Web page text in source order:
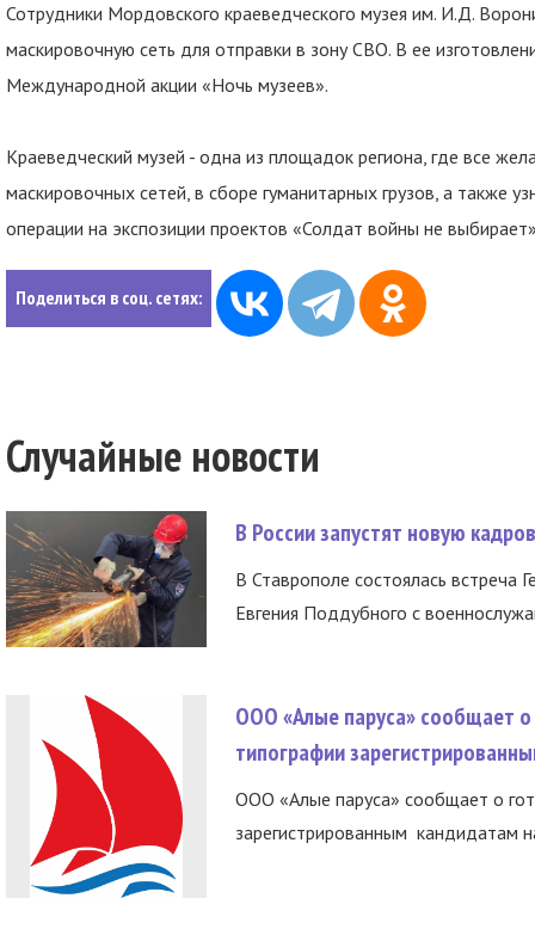
Сотрудники Мордовского краеведческого музея им. И.Д.
маскировочную сеть для отправки в зону СВО. В ее
Международной акции «Ночь музеев».
Краеведческий музей - одна из площадок региона, где все
маскировочных сетей, в сборе гуманитарных грузов, а также
операции на экспозиции проектов «Солдат войны не
Поделиться в соц. сетях:
Случайные новости
В России запустят новую
В Ставрополе состоялась встреча
Евгения Поддубного с
ООО «Алые паруса» сообщает о
типографии
ООО «Алые паруса» сообщает о
зарегистрированным кандидатам